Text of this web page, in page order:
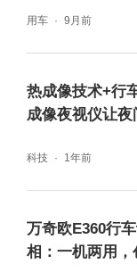
用车 9月前
热成像技术+行
成像夜视仪让夜
科技 1年前
万奇欧E360行
相：一机两用，